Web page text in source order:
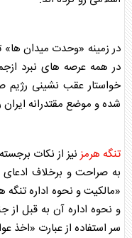
در زمینه «وحدت میدان ها»
در همه عرصه های نبرد
خواستار عقب نشینی رژیم
شده و موضع مقتدرانه
تنگه هرمز نیز از نکات
به صراحت و برخلاف ادعای
«مالکیت و نحوه ادارهتنگه
و نحوه اداره آن به قبل از
سر استفاده از عبارت